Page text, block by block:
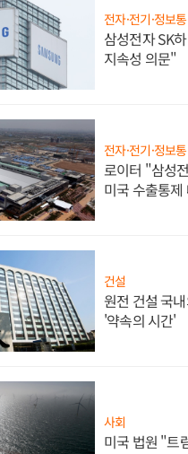
전자·전기·정보
삼성전자 SK
지속성 의문"
전자·전기·정보
로이터 "삼성
미국 수출통제
건설
원전 건설 국
'약속의 시간'
사회
미국 법원 "트